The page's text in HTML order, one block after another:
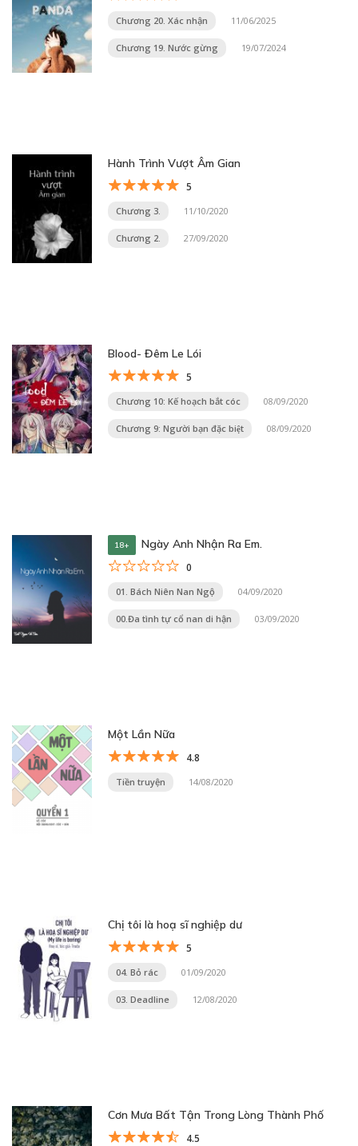
Chương 20. Xác nhận 11/06/2025
Chương 19. Nước gừng 19/07/2024
Hành Trình Vượt Âm Gian
5
Chương 3. 11/10/2020
Chương 2. 27/09/2020
Blood- Đêm Le Lói
5
Chương 10: Kế hoạch bắt cóc 08/09/2020
Chương 9: Người bạn đặc biệt 08/09/2020
18+ Ngày Anh Nhận Ra Em.
0
01. Bách Niên Nan Ngộ 04/09/2020
00.Đa tình tự cổ nan di hận 03/09/2020
Một Lần Nữa
4.8
Tiền truyện 14/08/2020
Chị tôi là hoạ sĩ nghiệp dư
5
04. Bỏ rác 01/09/2020
03. Deadline 12/08/2020
Cơn Mưa Bất Tận Trong Lòng Thành Phố
4.5